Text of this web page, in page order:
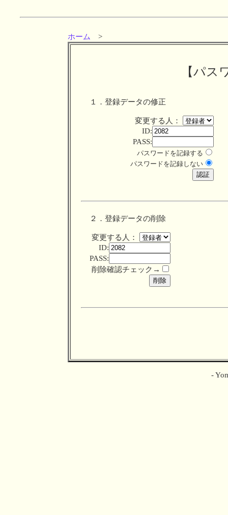
ホーム >
【パス
１．登録データの修正
変更する人：
ID:
PASS:
パスワードを記録する
パスワードを記録しない
２．登録データの削除
変更する人：
ID:
PASS:
削除確認チェック→
-